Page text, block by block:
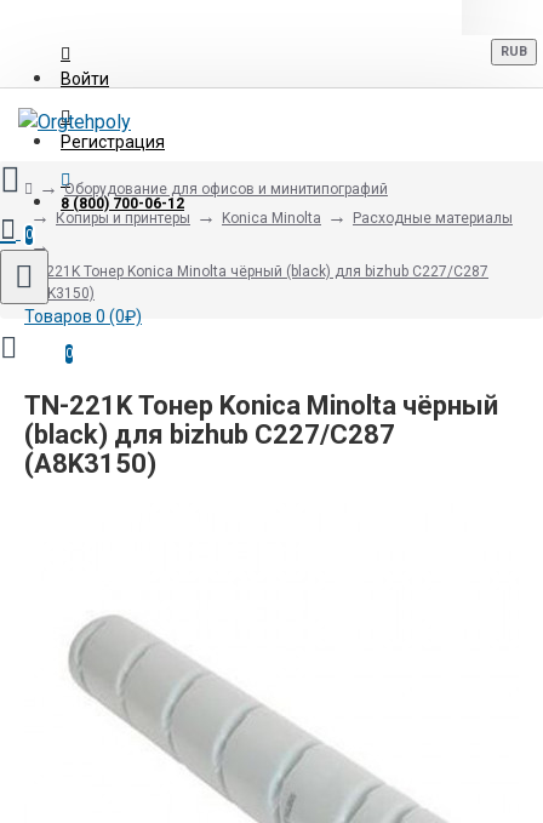
Войти
Регистрация
8 (800) 700-06-12
RUB
0
Товаров 0 (0₽)
0
Оборудование для офисов и минитипографий
Копиры и принтеры
Konica Minolta Расходные материалы
TN-221K Тонер Konica Minolta чёрный (black) для bizhub C227/C287
(A8K3150)
TN-221K Тонер Konica Minolta чёрный
(black) для bizhub C227/C287
(A8K3150)